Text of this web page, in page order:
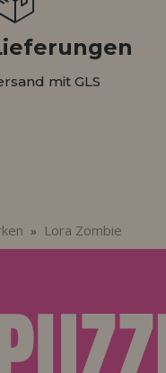
mit GLS
» Lora Zombie